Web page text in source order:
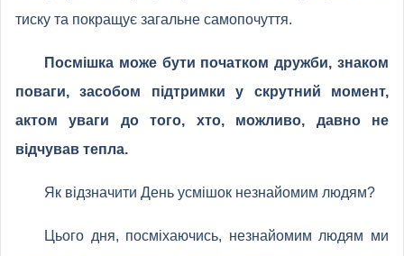
тиску та покращує загальне самопочуття.
Посмішка може бути початком дружби, знаком
поваги, засобом підтримки у скрутний момент,
актом уваги до того, хто, можливо, давно не
відчував тепла.
Як відзначити День усмішок незнайомим людям?
Цього дня, посміхаючись, незнайомим людям ми